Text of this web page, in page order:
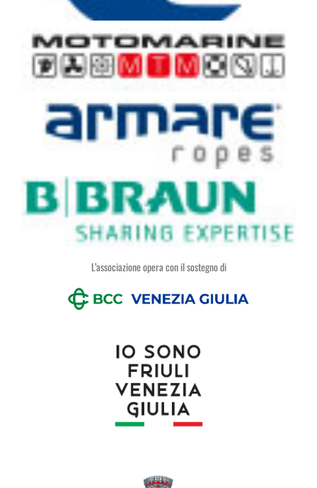
L’associazione opera con il sostegno di